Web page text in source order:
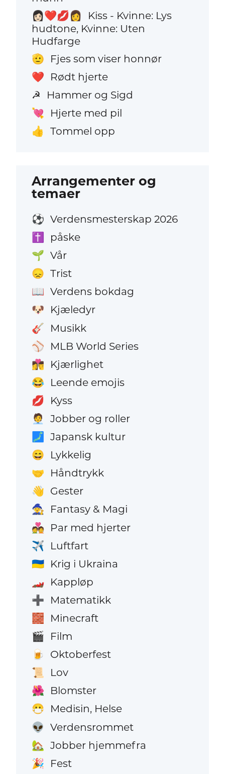
👩🏻‍❤️‍💋‍👩
Kiss - Kvinne: Lys
hudtone, Kvinne: Uten
Hudfarge
🫡 Fjes som viser honnør
❤️ Rødt hjerte
☭ Hammer og Sigd
💘 Hjerte med pil
👍 Tommel opp
Arrangementer og
temaer
⚽ Verdensmesterskap 2026
✝️ påske
🌱 Vår
😞 Trist
📖 Verdens bokdag
🐶 Kjæledyr
🎸 Musikk
⚾ MLB World Series
👩‍❤️‍💋‍👨 Kjærlighet
😂 Leende emojis
💋 Kyss
🧑‍💼 Jobber og roller
🗾 Japansk kultur
😄 Lykkelig
🤝 Håndtrykk
👋 Gester
🧙 Fantasy & Magi
💑 Par med hjerter
✈️ Luftfart
🇺🇦 Krig i Ukraina
🏎️ Kappløp
➕ Matematikk
🧱 Minecraft
🎬 Film
🍺 Oktoberfest
📜 Lov
🌺 Blomster
😷 Medisin, Helse
👽 Verdensrommet
🏡 Jobber hjemmefra
🎉 Fest